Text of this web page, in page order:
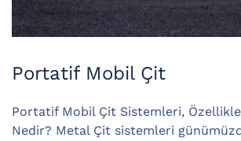
Portatif Mobil Çit
Portatif Mobil Çit Sistemleri,
Nedir? Metal Çit sistemleri